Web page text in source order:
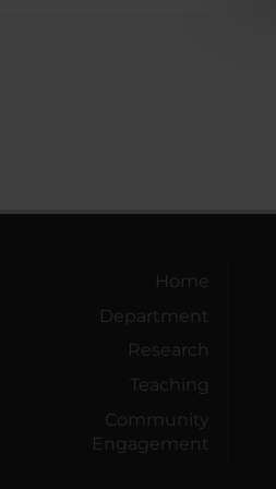
Home
Department
Research
Teaching
Community
Engagement